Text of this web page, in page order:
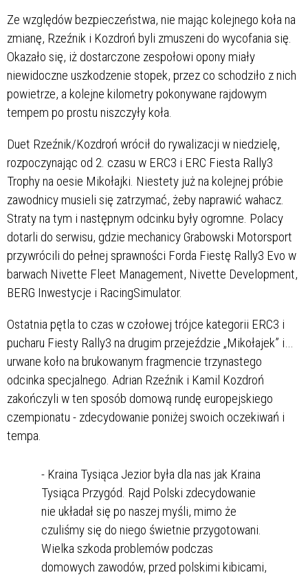
Ze względów bezpieczeństwa, nie mając kolejnego koła na
zmianę, Rzeźnik i Kozdroń byli zmuszeni do wycofania się.
Okazało się, iż dostarczone zespołowi opony miały
niewidoczne uszkodzenie stopek, przez co schodziło z nich
powietrze, a kolejne kilometry pokonywane rajdowym
tempem po prostu niszczyły koła.
Duet Rzeźnik/Kozdroń wrócił do rywalizacji w niedzielę,
rozpoczynając od 2. czasu w ERC3 i ERC Fiesta Rally3
Trophy na oesie Mikołajki. Niestety już na kolejnej próbie
zawodnicy musieli się zatrzymać, żeby naprawić wahacz.
Straty na tym i następnym odcinku były ogromne. Polacy
dotarli do serwisu, gdzie mechanicy Grabowski Motorsport
przywrócili do pełnej sprawności Forda Fiestę Rally3 Evo w
barwach Nivette Fleet Management, Nivette Development,
BERG Inwestycje i RacingSimulator.
Ostatnia pętla to czas w czołowej trójce kategorii ERC3 i
pucharu Fiesty Rally3 na drugim przejeździe „Mikołajek” i…
urwane koło na brukowanym fragmencie trzynastego
odcinka specjalnego. Adrian Rzeźnik i Kamil Kozdroń
zakończyli w ten sposób domową rundę europejskiego
czempionatu - zdecydowanie poniżej swoich oczekiwań i
tempa.
- Kraina Tysiąca Jezior była dla nas jak Kraina
Tysiąca Przygód. Rajd Polski zdecydowanie
nie układał się po naszej myśli, mimo że
czuliśmy się do niego świetnie przygotowani.
Wielka szkoda problemów podczas
domowych zawodów, przed polskimi kibicami,